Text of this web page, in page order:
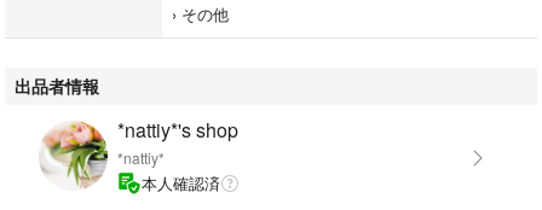
› その他
出品者情報
*nattiy*'s shop
*nattiy*
本人確認済